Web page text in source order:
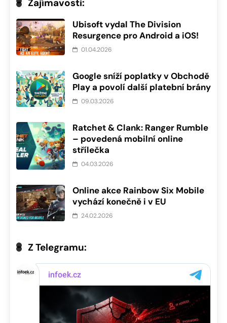
Zajímavosti:
Ubisoft vydal The Division
Resurgence pro Android a iOS!
01.04.2026
Google sníží poplatky v Obchodě
Play a povolí další platební brány
09.03.2026
Ratchet & Clank: Ranger Rumble
– povedená mobilní online
střílečka
04.03.2026
Online akce Rainbow Six Mobile
vychází konečně i v EU
24.02.2026
Z Telegramu: